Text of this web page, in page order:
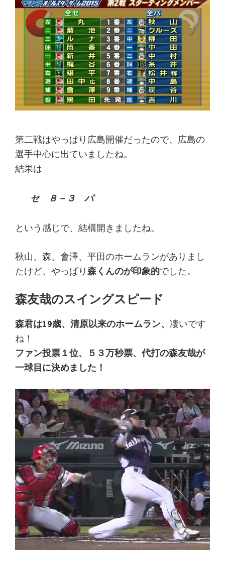
第二戦はやっぱり広島開催だったので、広島の
選手中心に出ていましたね。
結果は
セ ８－３ パ
という感じで、結構開きましたね。
秋山、森、會澤、平田のホームランがありまし
たけど、やっぱり森くんのが印象的でした。
森友哉のスイングスピード
森君は19歳、清原以来のホームラン、 凄いです
ね！
ファン投票１位、５３万秒票、代打の森友哉が
一球目に決めました！